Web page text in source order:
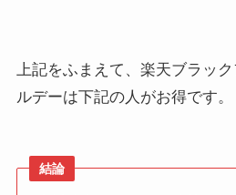
上記をふまえて、楽天ブラッ
ルデーは下記の人がお得です。
結論